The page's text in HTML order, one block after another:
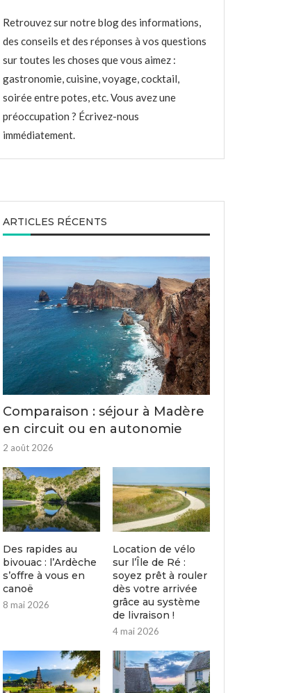
Retrouvez sur notre blog des informations,
des conseils et des réponses à vos questions
sur toutes les choses que vous aimez :
gastronomie, cuisine, voyage, cocktail,
soirée entre potes, etc. Vous avez une
préoccupation ? Écrivez-nous
immédiatement.
ARTICLES RÉCENTS
Comparaison : séjour à Madère
en circuit ou en autonomie
2 août 2026
Des rapides au
bivouac : l’Ardèche
s’offre à vous en
canoë
8 mai 2026
Location de vélo
sur l’Île de Ré :
soyez prêt à rouler
dès votre arrivée
grâce au système
de livraison !
4 mai 2026